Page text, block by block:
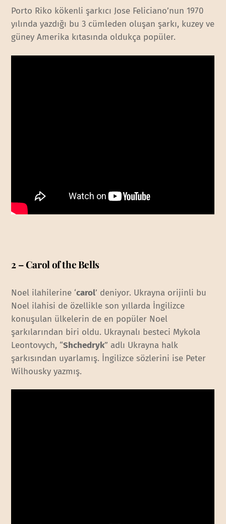
Porto Riko kökenli şarkıcı Jose Feliciano’nun 1970
yılında yazdığı bu 3 cümleden oluşan şarkı, kuzey ve
güney Amerika kıtasında oldukça popüler.
2 – Carol of the Bells
Noel ilahilerine ‘carol’ deniyor. Ukrayna orijinli bu
Noel ilahisi de özellikle son yıllarda İngilizce
konuşulan ülkelerin de en popüler Noel
şarkılarından biri oldu. Ukraynalı besteci Mykola
Leontovych, “Shchedryk” adlı Ukrayna halk
şarkısından uyarlamış. İngilizce sözlerini ise Peter
Wilhousky yazmış.